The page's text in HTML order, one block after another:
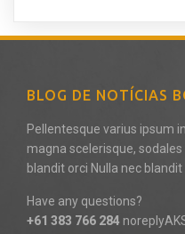
BLOG DE NOTÍCIAS
Pellentesque varius ipsum
magna scelerisque,
blandit orci Nulla nec blandit
Have any questions?
+61 383 766 284